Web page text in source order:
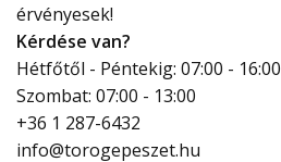
érvényesek!
Kérdése van?
Hétfőtől - Péntekig: 07:00 - 16:00
Szombat: 07:00 - 13:00
+36 1 287-6432
info@torogepeszet.hu